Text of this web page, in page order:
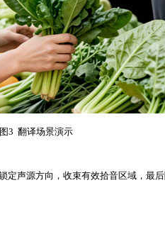
图3 翻译场景演示
定声源方向，收束有效拾音区域，最后